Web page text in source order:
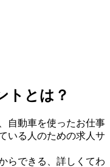
トとは？
自動車を使ったお仕事
いる人のための求人サ
らできる、詳しくてわ